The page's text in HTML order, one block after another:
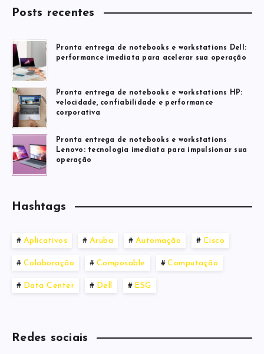
Posts recentes
Pronta entrega de notebooks e workstations Dell:
performance imediata para acelerar sua operação
Pronta entrega de notebooks e workstations HP:
velocidade, confiabilidade e performance
corporativa
Pronta entrega de notebooks e workstations
Lenovo: tecnologia imediata para impulsionar sua
operação
Hashtags
Aplicativos Aruba Automação Cisco
Colaboração Composable Computação
Data Center Dell ESG
Redes sociais